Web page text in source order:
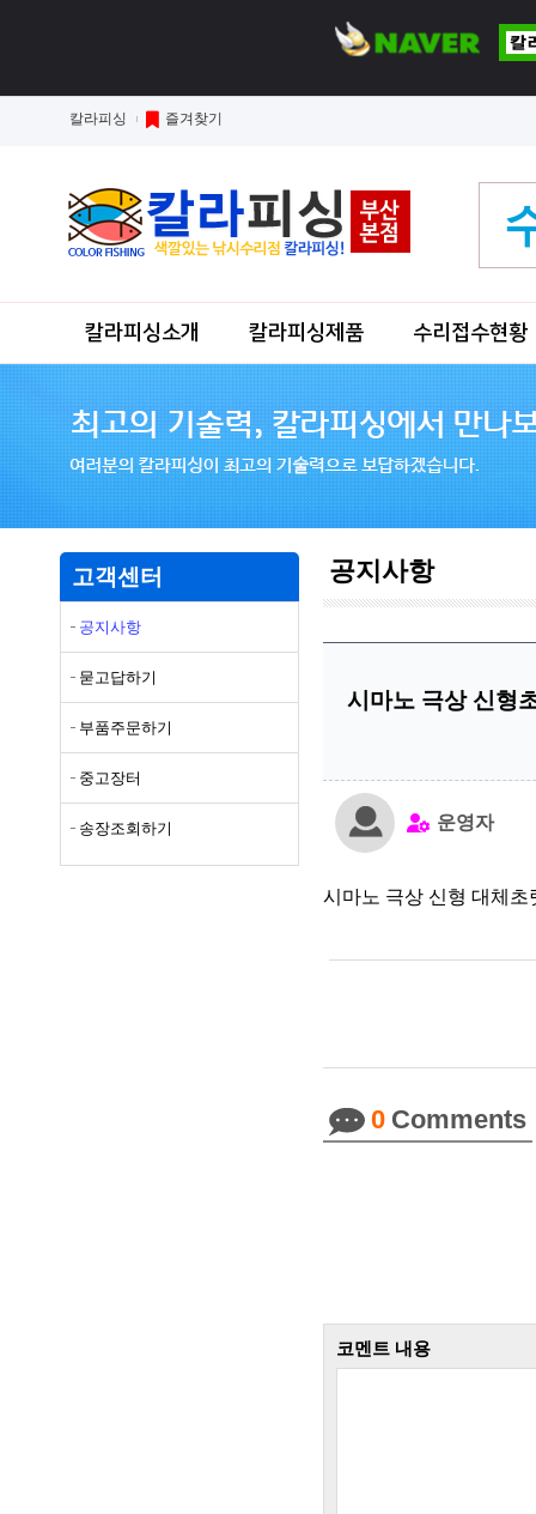
칼라피싱 즐겨찾기
칼라피싱소개 칼라피싱제품 수리접수현황
공지사항
고객센터
공지사항
묻고답하기
부품주문하기
중고장터
송장조회하기
시마노 극상 신형
운영자
시마노 극상 신형 대체
0 Comments
코멘트 내용